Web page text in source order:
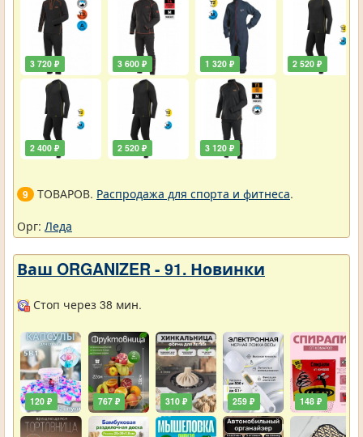
3 720 ₽
2 400 ₽
3 600 ₽
2 520 ₽
1 320 ₽
3 120 ₽
2 520 ₽
9 ТОВАРОВ. Распродажа для спорта и фитнеса.
Орг: Леда
Ваш ORGANIZER - 91. Новинки
Стоп через 38 мин.
120 ₽ 767 ₽ 310 ₽ 259 ₽ 148 ₽